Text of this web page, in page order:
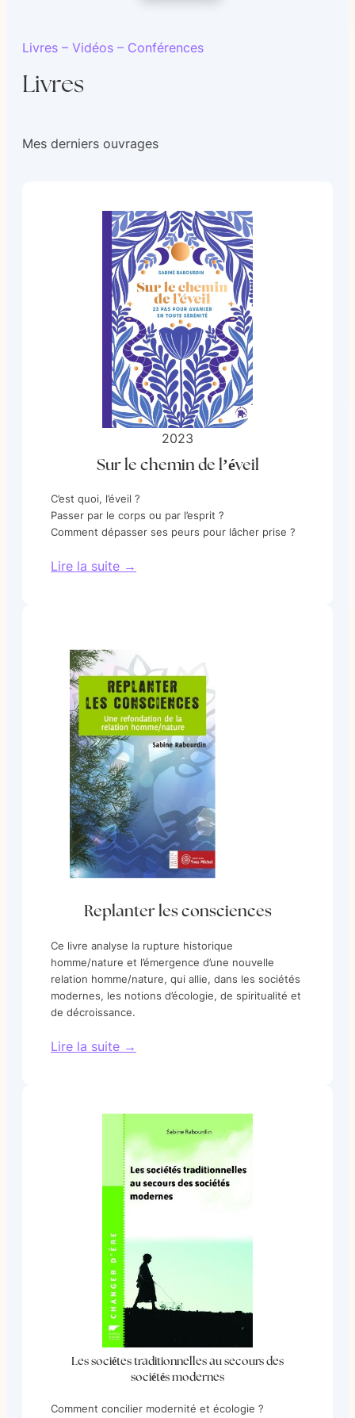
Livres – Vidéos – Conférences
Livres
Mes derniers ouvrages
2023
Sur le chemin de l’éveil
C’est quoi, l’éveil ?
Passer par le corps ou par l’esprit ?
Comment dépasser ses peurs pour lâcher prise ?
Lire la suite →
Replanter les consciences
Ce livre analyse la rupture historique
homme/nature et l’émergence d’une nouvelle
relation homme/nature, qui allie, dans les sociétés
modernes, les notions d’écologie, de spiritualité et
de décroissance.
Lire la suite →
Les sociétes traditionnelles au secours des
sociétés modernes
Comment concilier modernité et écologie ?